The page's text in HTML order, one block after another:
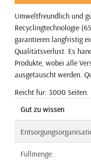
Umweltfreundlich und
Recyclingtechnologie
garantieren langfristig
Qualitätsverlust. Es
Produkte, wobei alle
ausgetauscht werden.
Reicht für: 3000 Seiten.
Gut zu wissen
Füllmenge: